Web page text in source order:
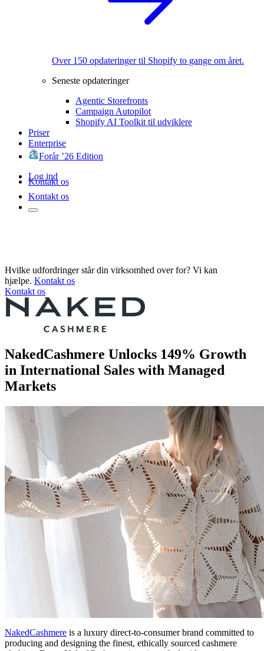
Over 150 opdateringer til Shopify to gange om året.
Seneste opdateringer
Agentic Storefronts
Campaign Autopilot
Shopify AI Toolkit til udviklere
Priser
Enterprise
Forår ’26 Edition
Log ind
Kontakt os
Kontakt os
Hvilke udfordringer står din virksomhed over for? Vi kan
hjælpe. Kontakt os
Kontakt os
NakedCashmere Unlocks 149% Growth
in International Sales with Managed
Markets
NakedCashmere is a luxury direct-to-consumer brand committed to
producing and designing the finest, ethically sourced cashmere